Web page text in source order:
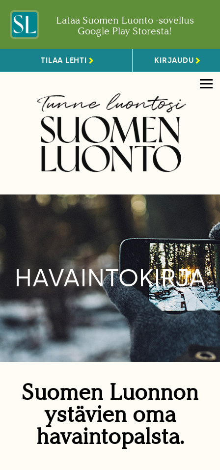
Lataa Suomen Luonto -sovellus
Google Play Storesta!
TILAA LEHTI KIRJAUDU
HAVAINTOKIRJA
Suomen Luonnon
ystävien oma
havaintopalsta.